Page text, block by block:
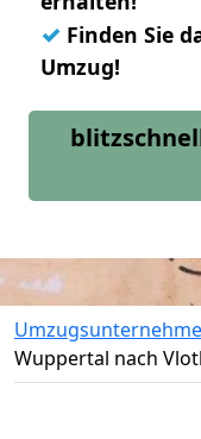
✓ Finden Sie
Umzug!
Wuppertal nach